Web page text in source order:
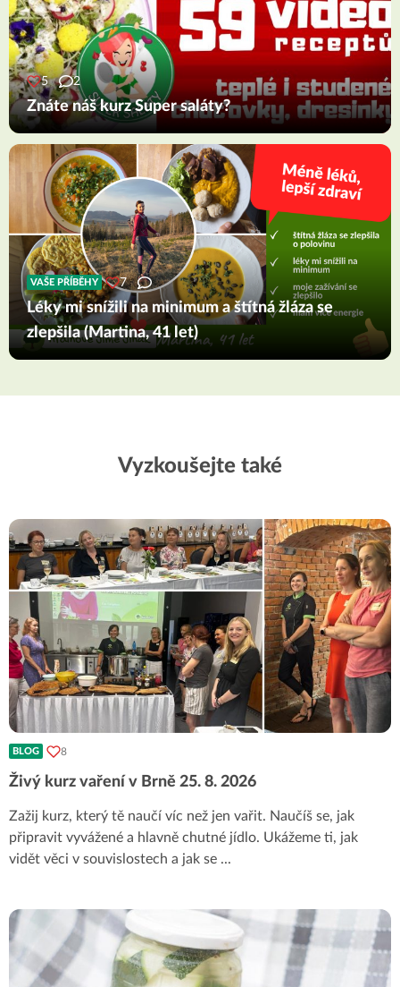
5 2
Znáte náš kurz Super saláty?
VAŠE PŘÍBĚHY 7
Léky mi snížili na minimum a štítná žláza se
zlepšila (Martina, 41 let)
Vyzkoušejte také
BLOG 8
Živý kurz vaření v Brně 25. 8. 2026
Zažij kurz, který tě naučí víc než jen vařit. Naučíš se, jak
připravit vyvážené a hlavně chutné jídlo. Ukážeme ti, jak
vidět věci v souvislostech a jak se ...